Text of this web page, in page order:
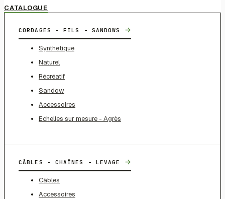
CATALOGUE
CORDAGES - FILS - SANDOWS →
Synthétique
Naturel
Récréatif
Sandow
Accessoires
Echelles sur mesure - Agrès
CÂBLES - CHAÎNES - LEVAGE →
Câbles
Accessoires